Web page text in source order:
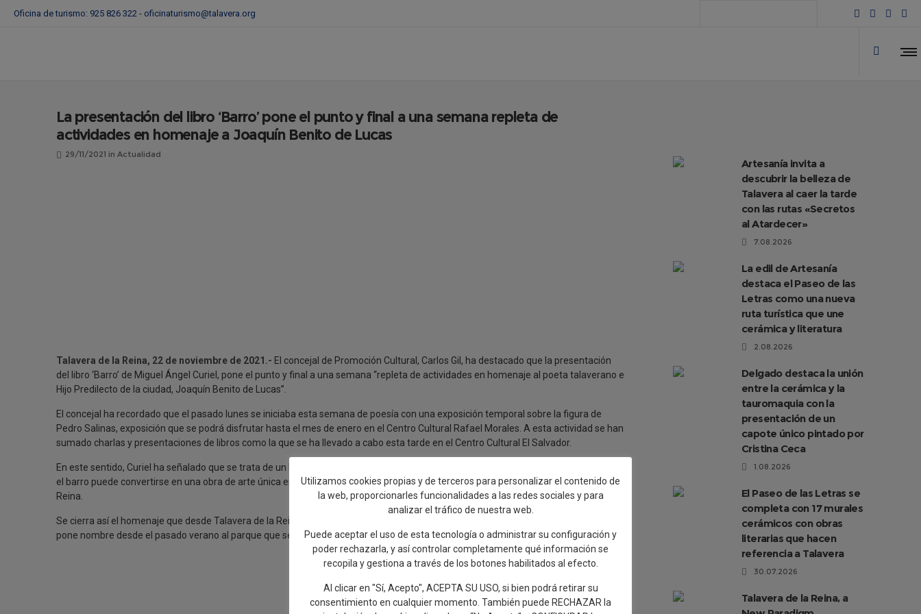
Oficina de turismo: 925 826 322 - oficinaturismo@talavera.org
La presentación del libro ‘Barro’ pone el punto y final a una semana repleta de
actividades en homenaje a Joaquín Benito de Lucas
29/11/2021 in Actualidad
Talavera de la Reina, 22 de noviembre de 2021.- El concejal de Promoción Cultural, Carlos Gil, ha destacado que la presentación
del libro ‘Barro’ de Miguel Ángel Curiel, pone el punto y final a una semana “repleta de actividades en homenaje al poeta talaverano e
Hijo Predilecto de la ciudad, Joaquín Benito de Lucas”.
El concejal ha recordado que el pasado lunes se iniciaba esta semana de poesía con una exposición temporal sobre la figura de
Pedro Salinas, exposición que se podrá disfrutar hasta el mes de enero en el Centro Cultural Rafael Morales. A esta actividad se han
sumado charlas y presentaciones de libros como la que se ha llevado a cabo esta tarde en el Centro Cultural El Salvador.
En este sentido, Curiel ha señalado que se trata de un libro dividido en tres partes y está enfocado en como una materia prima como
el barro puede convertirse en una obra de arte única en el mundo gracias a las manos de los y las ceramistas de Talavera de la
Reina.
Se cierra así el homenaje que desde Talavera de la Reina se hace al recientemente fallecido Joaquín Benito de Lucas, quien además
pone nombre desde el pasado verano al parque que se encuentra en la Ronda del Cañillo, junto al Puente Romano.
0
Artesanía invita a
descubrir la belleza de
Talavera al caer la tarde
con las rutas «Secretos
al Atardecer»
7.08.2026
La edil de Artesanía
destaca el Paseo de las
Letras como una nueva
ruta turística que une
cerámica y literatura
2.08.2026
Delgado destaca la unión
entre la cerámica y la
tauromaquia con la
presentación de un
capote único pintado por
Cristina Ceca
1.08.2026
El Paseo de las Letras se
completa con 17 murales
cerámicos con obras
literarias que hacen
referencia a Talavera
30.07.2026
Talavera de la Reina, a
Utilizamos cookies propias y de terceros para personalizar el contenido de
la web, proporcionarles funcionalidades a las redes sociales y para
analizar el tráfico de nuestra web.
Puede aceptar el uso de esta tecnología o administrar su configuración y
poder rechazarla, y así controlar completamente qué información se
recopila y gestiona a través de los botones habilitados al efecto.
Al clicar en "Sí, Acepto", ACEPTA SU USO, si bien podrá retirar su
consentimiento en cualquier momento. También puede RECHAZAR la